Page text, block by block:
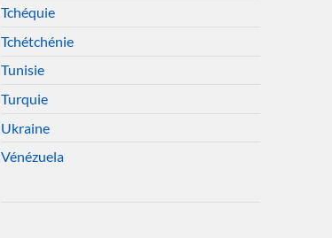
Tchéquie
Tchétchénie
Tunisie
Turquie
Ukraine
Vénézuela